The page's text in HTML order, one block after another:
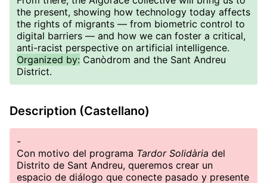
the present, showing how technology today affects
the rights of migrants — from biometric control to
digital barriers — and how we can foster a critical,
anti-racist perspective on artificial intelligence.
Organized by: Canòdrom and the Sant Andreu
District.
Description (Castellano)
-
Con motivo del programa Tardor Solidària del
Distrito de Sant Andreu, queremos crear un
espacio de diálogo que conecte pasado y presente